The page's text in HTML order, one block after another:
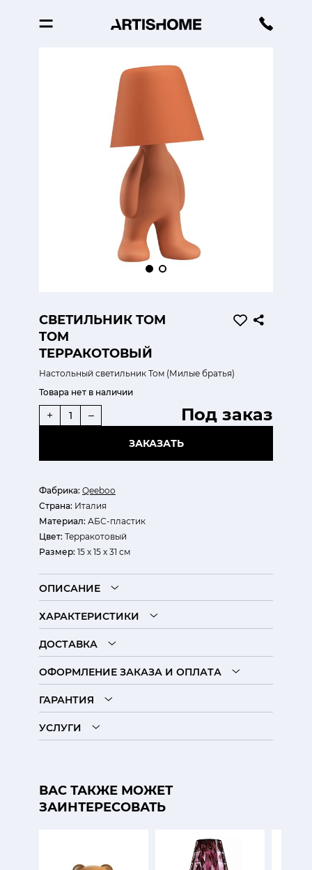
CВЕТИЛЬНИК ТОМ
TOM
ТЕРРАКОТОВЫЙ
Настольный светильник Том (Милые братья)
Фабрика: Qeeboo
Страна: Италия
Материал: АБС-пластик
Цвет: Терракотовый
Размер: 15 x 15 x 31 см
Товара нет в наличии
Под заказ
+ –
ЗАКАЗАТЬ
ОПИСАНИЕ
ХАРАКТЕРИСТИКИ
ДОСТАВКА
ОФОРМЛЕНИЕ ЗАКАЗА И ОПЛАТА
ГАРАНТИЯ
УСЛУГИ
ВАС ТАКЖЕ МОЖЕТ
ЗАИНТЕРЕСОВАТЬ